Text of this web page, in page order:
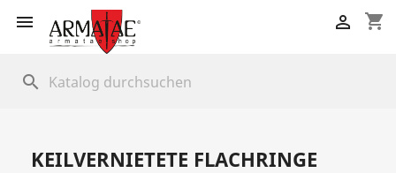
 shopping_cart

search
KEILVERNIETETE FLACHRINGE